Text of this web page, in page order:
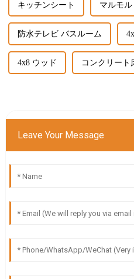
キッチンシート マルモ
防水テレビ バスルーム
4x8 ウッド コンクリート
Leave Your Message